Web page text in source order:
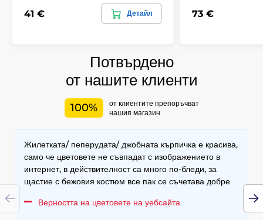
41 € Детайл 73 €
Потвърдено
от нашите клиенти
100%
от клиентите препоръчват
нашия магазин
Жилетката/ пеперудата/ джобната кърпичка е красива,
само че цветовете не съвпадат с изображението в
интернет, в действителност са много по-бледи, за
щастие с бежовия костюм все пак се съчетава добре
Верността на цветовете на уебсайта